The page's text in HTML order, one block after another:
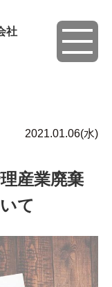
社
toggle
2021.01.06(水)
産業廃棄
て